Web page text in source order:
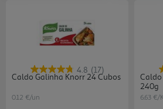
4.8 (17)
Caldo Galinha Knorr 24 Cubos
0.12 €/un
240g
6.63 €/